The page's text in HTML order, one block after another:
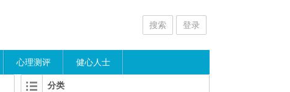
搜索 登录
心理测评 健心人士
分类